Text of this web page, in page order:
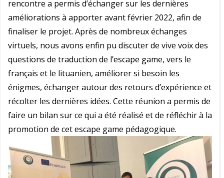
rencontre a permis d’échanger sur les dernières
améliorations à apporter avant février 2022, afin de
finaliser le projet. Après de nombreux échanges
virtuels, nous avons enfin pu discuter de vive voix des
questions de traduction de l’escape game, vers le
français et le lituanien, améliorer si besoin les
énigmes, échanger autour des retours d’expérience et
récolter les dernières idées. Cette réunion a permis de
faire un bilan sur ce qui a été réalisé et de réfléchir à la
promotion de cet escape game pédagogique.